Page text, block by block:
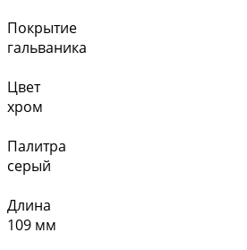
Покрытие
гальваника
Цвет
хром
Палитра
серый
Длина
109 мм